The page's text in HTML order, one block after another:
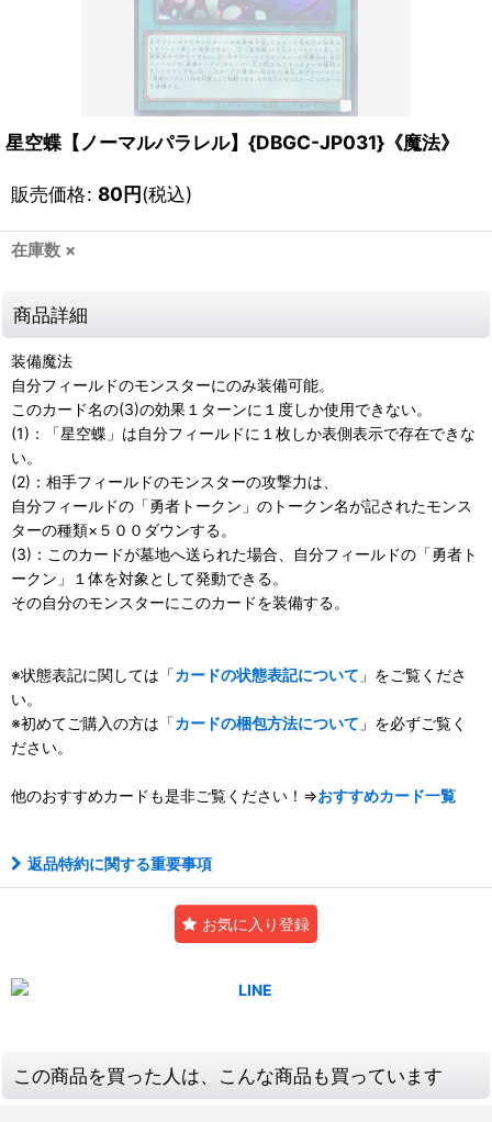
星空蝶【ノーマルパラレル】{DBGC-JP031}《魔法》
販売価格: 80円(税込)
在庫数 ×
商品詳細
装備魔法
自分フィールドのモンスターにのみ装備可能。
このカード名の(3)の効果１ターンに１度しか使用できない。
(1)：「星空蝶」は自分フィールドに１枚しか表側表示で存在できな
い。
(2)：相手フィールドのモンスターの攻撃力は、
自分フィールドの「勇者トークン」のトークン名が記されたモンス
ターの種類×５００ダウンする。
(3)：このカードが墓地へ送られた場合、自分フィールドの「勇者ト
ークン」１体を対象として発動できる。
その自分のモンスターにこのカードを装備する。
※状態表記に関しては「カードの状態表記について 」をご覧くださ
い。
※初めてご購入の方は「カードの梱包方法について 」を必ずご覧く
ださい。
他のおすすめカードも是非ご覧ください！⇒おすすめカード一覧
返品特約に関する重要事項
お気に入り登録
この商品を買った人は、こんな商品も買っています